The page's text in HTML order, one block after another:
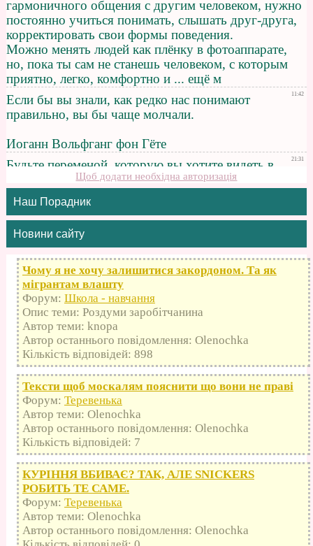
Щоб додати необхідна авторизація
Наш Порадник
Новини сайту
Чому я не хочу залишитися закордоном. Та як
мігрантам влашту
Форум: Школа - навчання
Опис теми: Роздуми заробітчанина
Автор теми: knopa
Автор останнього повідомлення: Olenochka
Кількість відповідей: 898
Тексти щоб москалям пояснити що вони не праві
Форум: Теревенька
Автор теми: Olenochka
Автор останнього повідомлення: Olenochka
Кількість відповідей: 7
КУРІННЯ ВБИВАЄ? ТАК, АЛЕ SNICKERS
РОБИТЬ ТЕ САМЕ.
Форум: Теревенька
Автор теми: Olenochka
Автор останнього повідомлення: Olenochka